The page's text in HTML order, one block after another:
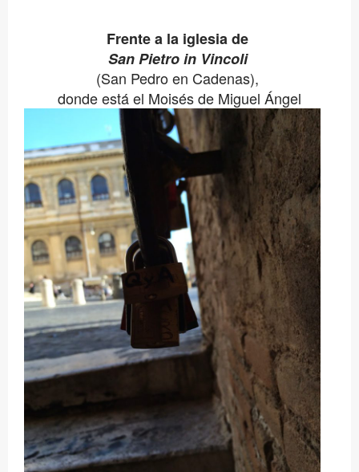
Frente a la iglesia de
San Pietro in Vincoli
(San Pedro en Cadenas),
donde está el Moisés de Miguel Ángel